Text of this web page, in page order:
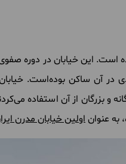
است. این خیابان در دوره
در آن ساکن بوده‌است.
بزرگان از آن استفاده
عنواناولین خیابان مدرن